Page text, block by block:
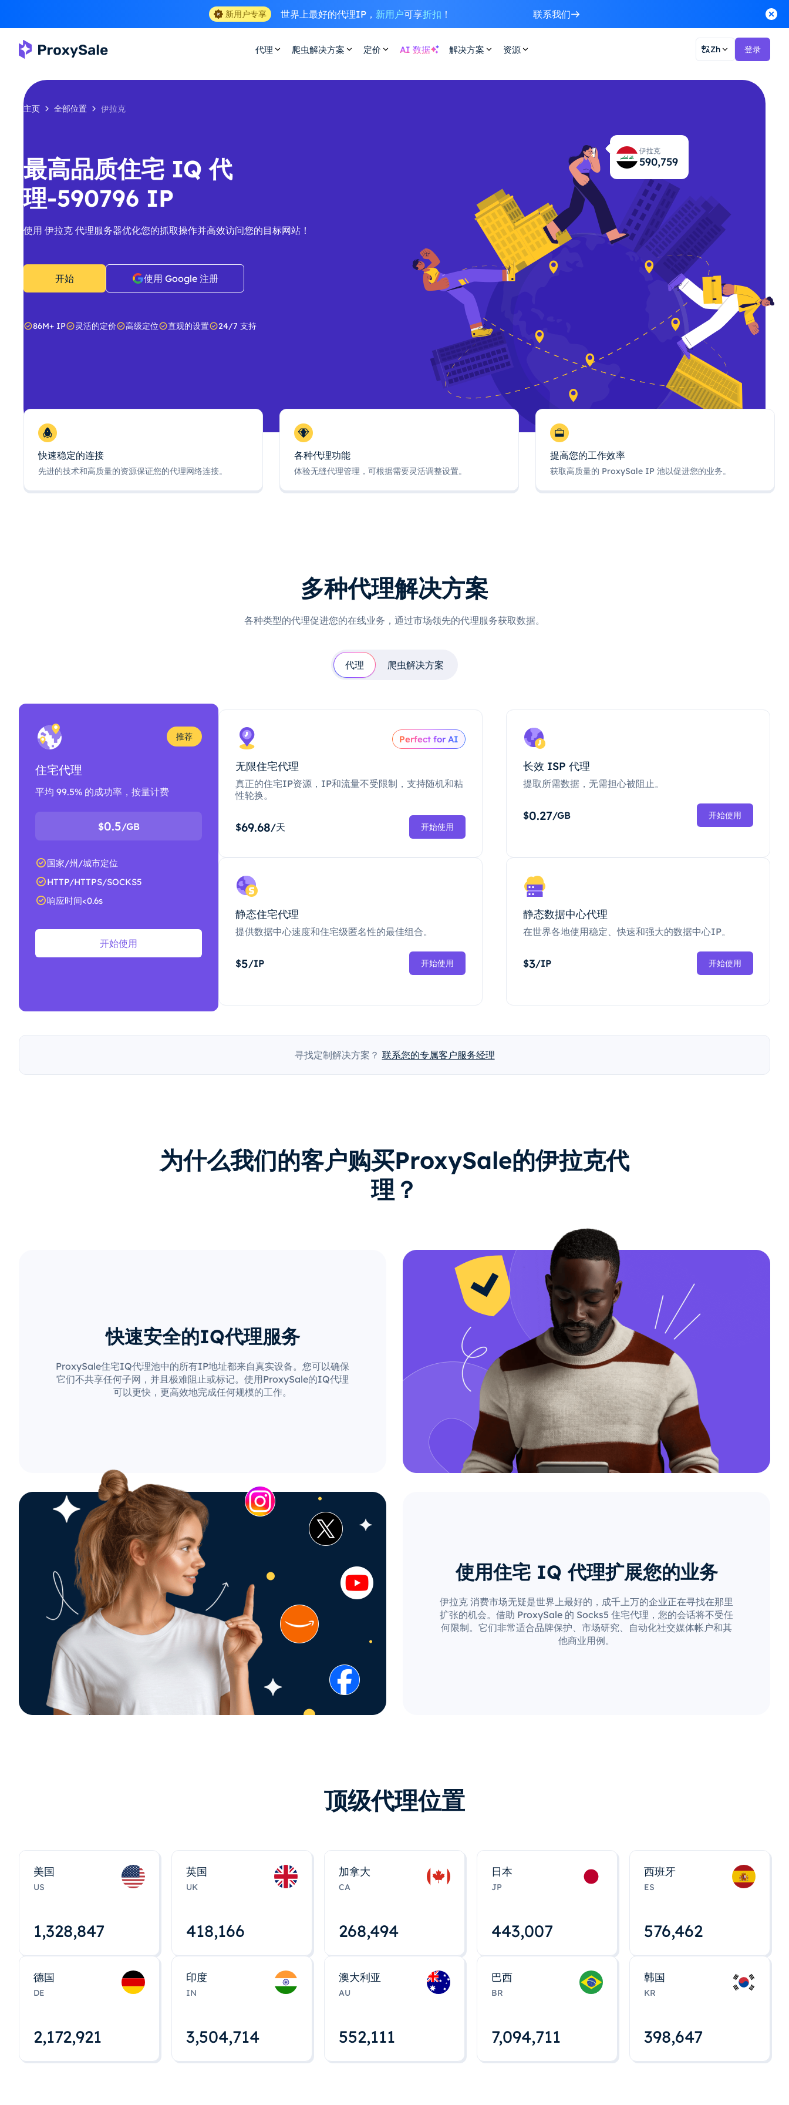
新用户专享 世界上最好的代理IP， 新用户可享折扣 ！ 联系我们
代理 爬虫解决方案 定价 AI 数据 解决方案 资源 Zh 登录
主页 全部位置 伊拉克
最高品质住宅 IQ 代
理-590796 IP
使用 伊拉克 代理服务器优化您的抓取操作并高效访问您的目标网站！
开始 使用 Google 注册
86M+ IP 灵活的定价 高级定位 直观的设置 24/7 支持
伊拉克
590,796
快速稳定的连接
先进的技术和高质量的资源保证您的代理网络连接。
各种代理功能
体验无缝代理管理，可根据需要灵活调整设置。
提高您的工作效率
获取高质量的 ProxySale IP 池以促进您的业务。
多种代理解决方案
各种类型的代理促进您的在线业务，通过市场领先的代理服务获取数据。
代理 爬虫解决方案
推荐
住宅代理
平均 99.5% 的成功率，按量计费
$0.5/GB
国家/州/城市定位
HTTP/HTTPS/SOCKS5
响应时间<0.6s
开始使用
Perfect for AI
无限住宅代理
真正的住宅IP资源，IP和流量不受限制，支持随机和粘
性轮换。
$69.68/天 开始使用
长效 ISP 代理
提取所需数据，无需担心被阻止。
$0.27/GB 开始使用
静态住宅代理
提供数据中心速度和住宅级匿名性的最佳组合。
$5/IP 开始使用
静态数据中心代理
在世界各地使用稳定、快速和强大的数据中心IP。
$3/IP 开始使用
寻找定制解决方案？ 联系您的专属客户服务经理
为什么我们的客户购买ProxySale的伊拉克代
理？
快速安全的IQ代理服务
ProxySale住宅IQ代理池中的所有IP地址都来自真实设备。您可以确保
它们不共享任何子网，并且极难阻止或标记。使用ProxySale的IQ代理
可以更快，更高效地完成任何规模的工作。
使用住宅 IQ 代理扩展您的业务
伊拉克 消费市场无疑是世界上最好的，成千上万的企业正在寻找在那里
扩张的机会。借助 ProxySale 的 Socks5 住宅代理，您的会话将不受任
何限制。它们非常适合品牌保护、市场研究、自动化社交媒体帐户和其
他商业用例。
顶级代理位置
美国
US
1,328,848
英国
UK
418,167
加拿大
CA
268,495
日本
JP
443,008
西班牙
ES
576,463
德国
DE
2,172,922
印度
IN
3,504,715
澳大利亚
AU
552,112
巴西
BR
7,094,712
韩国
KR
398,648